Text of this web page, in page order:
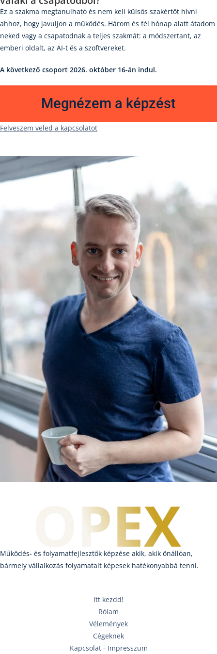
Ez a szakma megtanulható és nem kell külsős szakértőt hívni
ahhoz, hogy javuljon a működés. Három és fél hónap alatt átadom
neked vagy a csapatodnak a teljes szakmát: a módszertant, az
emberi oldalt, az AI-t és a szoftvereket.
A következő csoport 2026. október 16-án indul.
Megnézem a képzést
Felveszem veled a kapcsolatot
Működés- és folyamatfejlesztők képzése akik, akik önállóan,
bármely vállalkozás folyamatait képesek hatékonyabbá tenni.
Itt kezdd!
Rólam
Vélemények
Cégeknek
Kapcsolat - Impresszum